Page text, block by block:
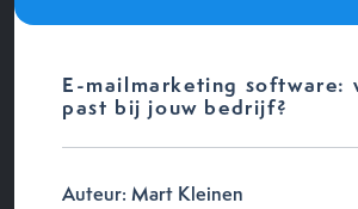
E-mailmarketing software:
past bij jouw bedrijf?
Auteur: Mart Kleinen